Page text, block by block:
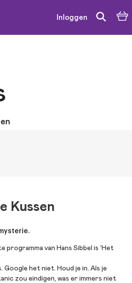
Inloggen
Kussen
programma van Hans Sibbel is ‘Het
Google het niet. Houd je in. Als je
zou eindigen, was er immers niet